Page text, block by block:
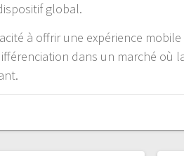
global.
à offrir une expérience
dans un marché où